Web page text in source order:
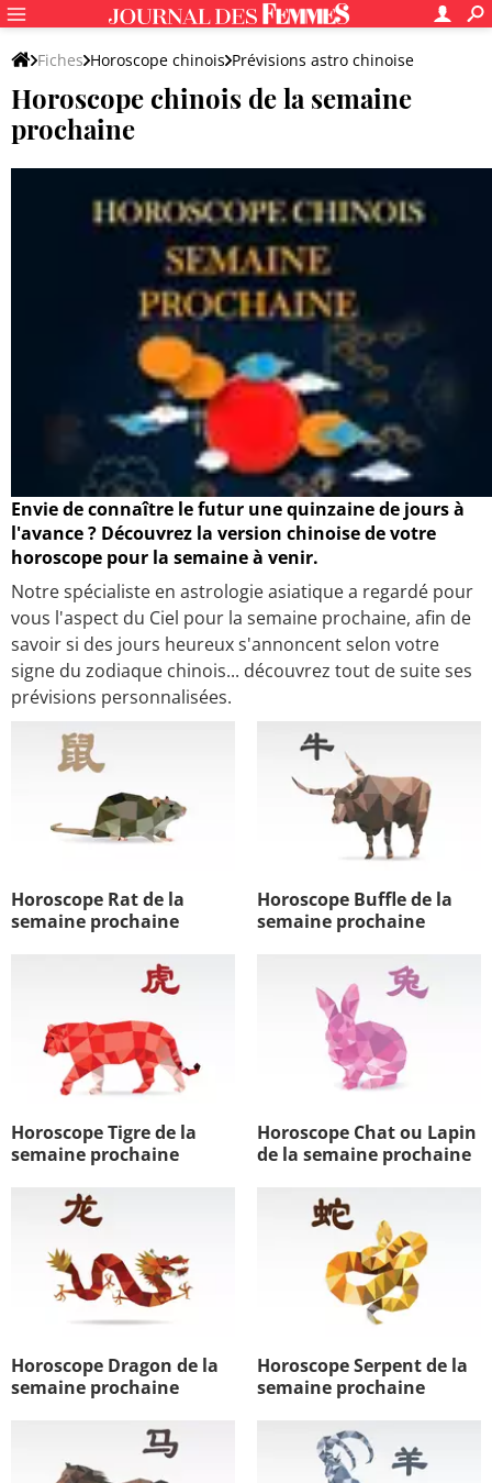
Fiches Horoscope chinois Prévisions astro chinoise
Horoscope chinois de la semaine
prochaine
Envie de connaître le futur une quinzaine de jours à
l'avance ? Découvrez la version chinoise de votre
horoscope pour la semaine à venir.
Notre spécialiste en astrologie asiatique a regardé pour
vous l'aspect du Ciel pour la semaine prochaine, afin de
savoir si des jours heureux s'annoncent selon votre
signe du zodiaque chinois... découvrez tout de suite ses
prévisions personnalisées.
Horoscope Rat de la
semaine prochaine
Horoscope Buffle de la
semaine prochaine
Horoscope Tigre de la
semaine prochaine
Horoscope Chat ou Lapin
de la semaine prochaine
Horoscope Dragon de la
semaine prochaine
Horoscope Serpent de la
semaine prochaine